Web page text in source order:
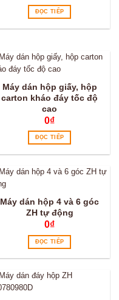
ĐỌC TIẾP
Máy dán hộp giấy, hộp
carton kháo đáy tốc độ
cao
0₫
ĐỌC TIẾP
Máy dán hộp 4 và 6 góc
ZH tự động
0₫
ĐỌC TIẾP